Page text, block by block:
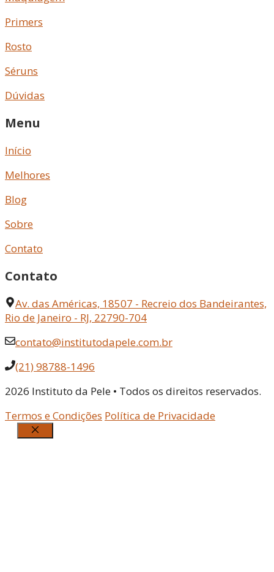
Primers
Rosto
Séruns
Dúvidas
Menu
Início
Melhores
Blog
Sobre
Contato
Contato
Av. das Américas, 18507 - Recreio dos Bandeirantes,
Rio de Janeiro - RJ, 22790-704
contato@institutodapele.com.br
(21) 98788-1496
2026 Instituto da Pele • Todos os direitos reservados.
Termos e Condições Política de Privacidade
Fechar